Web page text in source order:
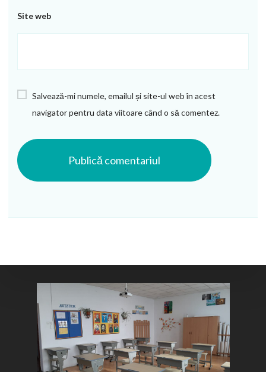
Site web
Salvează-mi numele, emailul și site-ul web în acest
navigator pentru data viitoare când o să comentez.